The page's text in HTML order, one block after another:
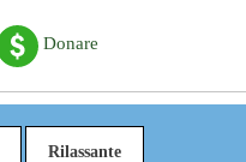
Donare
Rilassante